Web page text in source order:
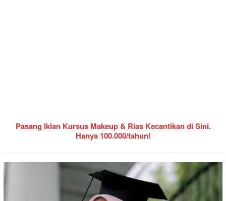
Pasang Iklan Kursus Makeup & Rias Kecantikan di Sini.
Hanya 100.000/tahun!